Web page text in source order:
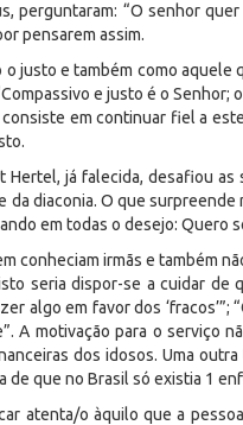
perguntaram: “O senhor
pensarem assim.
justo e também como aquele
e justo é o
em continuar fiel a
Hertel, já falecida, desafiou
da diaconia. O que
em todas o desejo: Quero
conheciam irmãs e também
seria dispor-se a cuidar de
algo em favor dos
A motivação para o serviço
dos idosos. Uma
de que no Brasil só existia 1
atenta/o àquilo que a